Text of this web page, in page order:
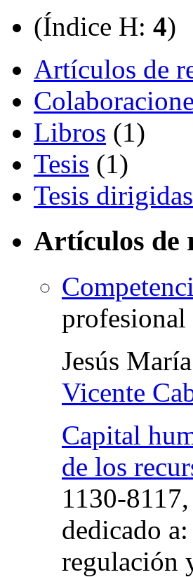
(Índice H: 4)
Artículos de
Libros (1)
Tesis (1)
Tesis dirigidas
Artículos de
profesional
Jesús
Vicente
Capital
de los
1130-8117,
dedicado
regulación